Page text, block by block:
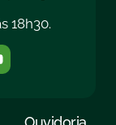
18h30.